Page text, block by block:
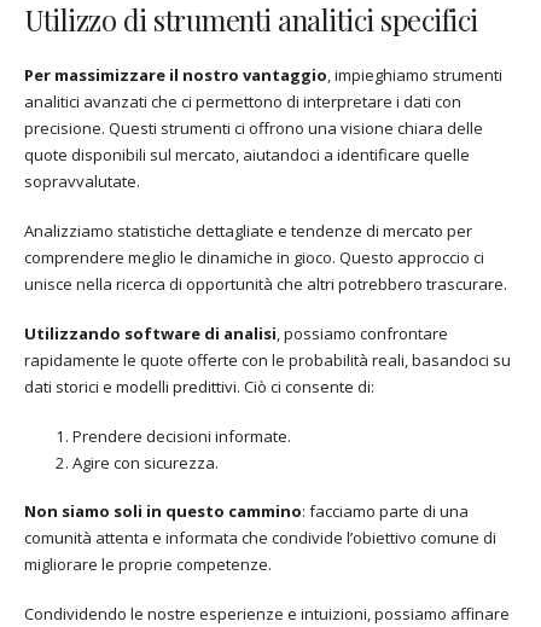
Utilizzo di strumenti analitici specifici
Per massimizzare il nostro vantaggio, impieghiamo strumenti
analitici avanzati che ci permettono di interpretare i dati con
precisione. Questi strumenti ci offrono una visione chiara delle
quote disponibili sul mercato, aiutandoci a identificare quelle
sopravvalutate.
Analizziamo statistiche dettagliate e tendenze di mercato per
comprendere meglio le dinamiche in gioco. Questo approccio ci
unisce nella ricerca di opportunità che altri potrebbero trascurare.
Utilizzando software di analisi, possiamo confrontare
rapidamente le quote offerte con le probabilità reali, basandoci su
dati storici e modelli predittivi. Ciò ci consente di:
Prendere decisioni informate.
Agire con sicurezza.
Non siamo soli in questo cammino: facciamo parte di una
comunità attenta e informata che condivide l’obiettivo comune di
migliorare le proprie competenze.
Condividendo le nostre esperienze e intuizioni, possiamo affinare